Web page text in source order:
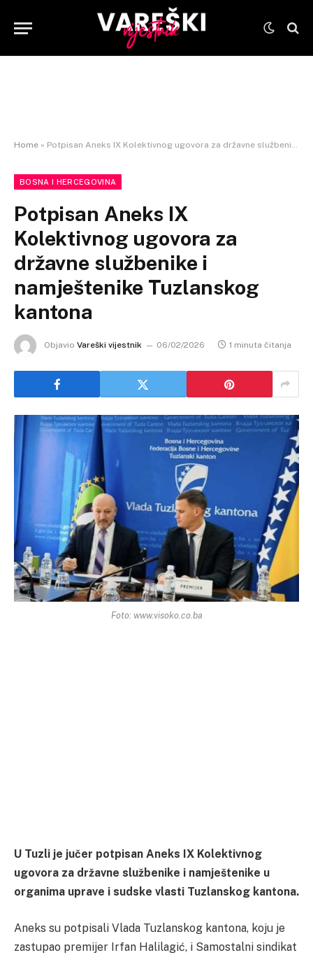
Home » Potpisan Aneks IX Kolektivnog ugovora za državne službenike i namještenike Tuzlanskog kantona
BOSNA I HERCEGOVINA
Potpisan Aneks IX
Kolektivnog ugovora za
državne službenike i
namještenike Tuzlanskog
kantona
Objavio Vareški vijestnik 06/02/2026 1 minuta čitanja
Foto: www.visoko.co.ba
U Tuzli je jučer potpisan Aneks IX Kolektivnog
ugovora za državne službenike i namještenike u
organima uprave i sudske vlasti Tuzlanskog kantona.
Aneks su potpisali Vlada Tuzlanskog kantona, koju je
zastupao premijer Irfan Halilagić, i Samostalni sindikat